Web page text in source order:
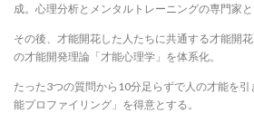
成。心理分析とメンタルトレーニングの専門家と
その後、才能開花した人たちに共通する才能開
の才能開発理論「才能心理学」を体系化。
たった3つの質問から10分足らずで人の才能を
能プロファイリング」を得意とする。